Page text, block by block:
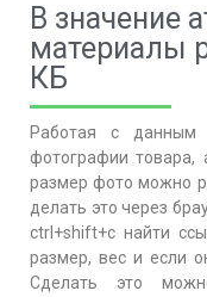
В значение
материалы
КБ
Работая с данным
фотографии товара,
размер фото можно
делать это через
ctrl+shift+c найти
размер, вес и если
Сделать это